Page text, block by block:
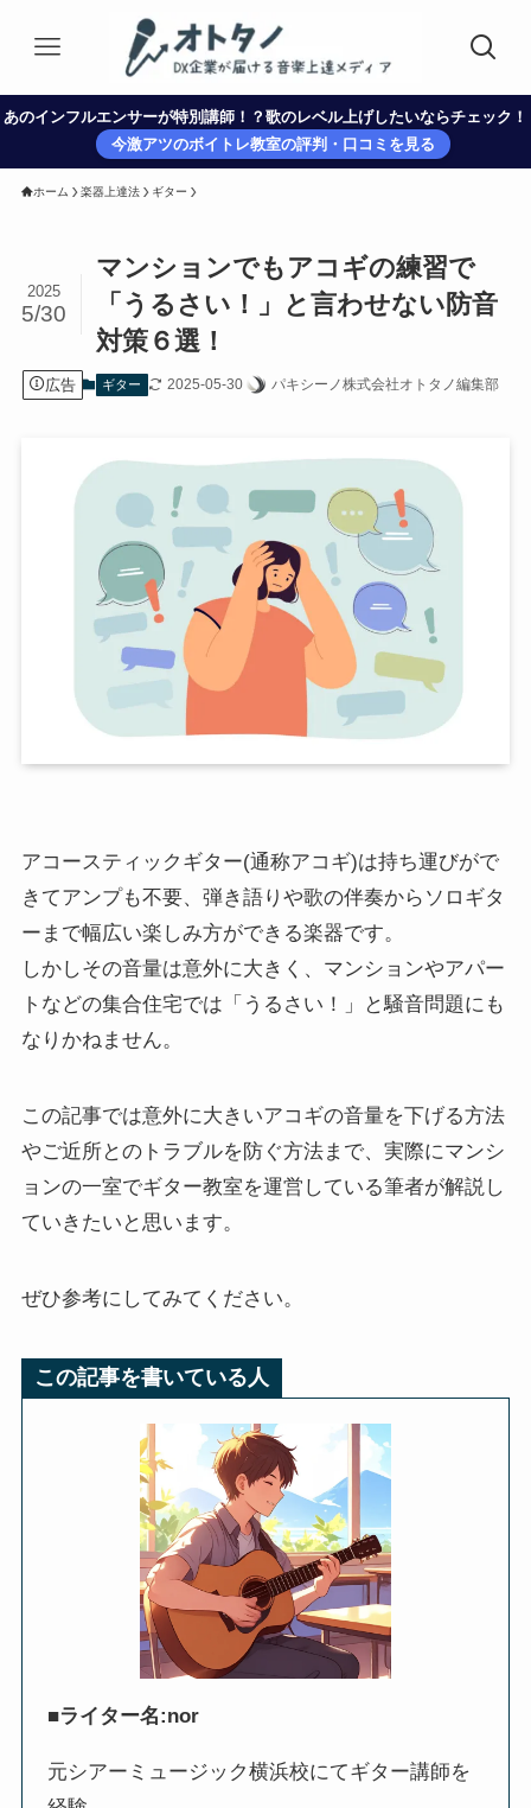
あのインフルエンサーが特別講師！？歌のレベル上げしたいならチェック！
今激アツのボイトレ教室の評判・口コミを見る
ホーム 楽器上達法 ギター
マンションでもアコギの練習で
「うるさい！」と言わせない防音
対策６選！
2025
5/30
広告 ギター 2025-05-30 パキシーノ株式会社オトタノ編集部
アコースティックギター(通称アコギ)は持ち運びがで
きてアンプも不要、弾き語りや歌の伴奏からソロギタ
ーまで幅広い楽しみ方ができる楽器です。
しかしその音量は意外に大きく、マンションやアパー
トなどの集合住宅では「うるさい！」と騒音問題にも
なりかねません。
この記事では意外に大きいアコギの音量を下げる方法
やご近所とのトラブルを防ぐ方法まで、実際にマンシ
ョンの一室でギター教室を運営している筆者が解説し
ていきたいと思います。
ぜひ参考にしてみてください。
この記事を書いている人
■ライター名:nor
元シアーミュージック横浜校にてギター講師を